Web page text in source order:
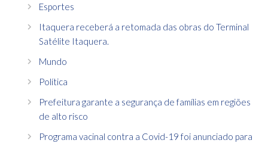
Esportes
Itaquera receberá a retomada das obras do Terminal
Satélite Itaquera.
Mundo
Política
Prefeitura garante a segurança de famílias em regiões
de alto risco
Programa vacinal contra a Covid-19 foi anunciado para